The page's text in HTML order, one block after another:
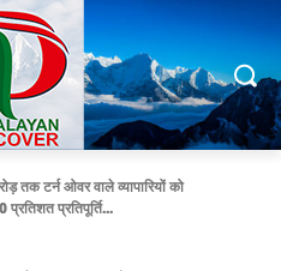
तक टर्न ओवर वाले व्यापारियों को
प्रतिपूर्ति...